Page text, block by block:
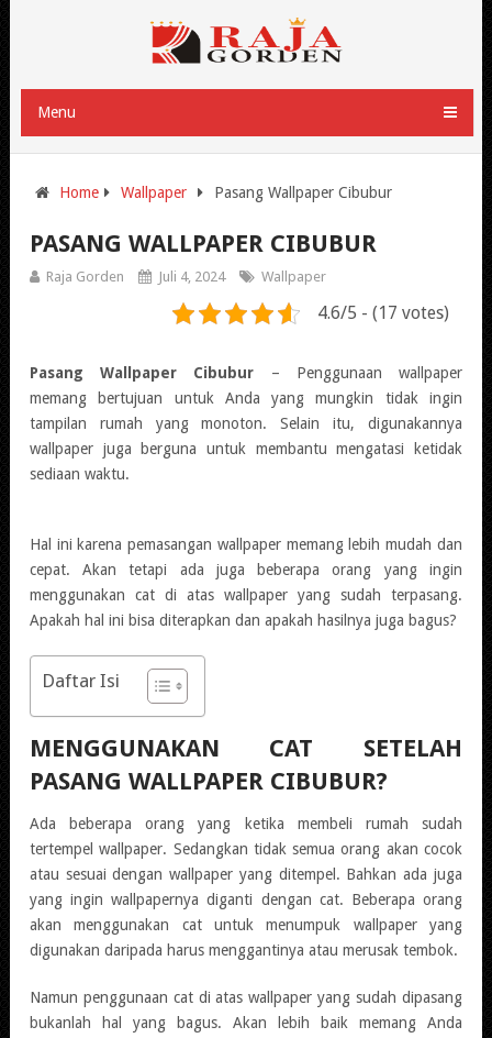
Menu
Home Wallpaper Pasang Wallpaper Cibubur
PASANG WALLPAPER CIBUBUR
Raja Gorden Juli 4, 2024 Wallpaper
4.6/5 - (17 votes)
Pasang Wallpaper Cibubur – Penggunaan wallpaper
memang bertujuan untuk Anda yang mungkin tidak ingin
tampilan rumah yang monoton. Selain itu, digunakannya
wallpaper juga berguna untuk membantu mengatasi ketidak
sediaan waktu.
Hal ini karena pemasangan wallpaper memang lebih mudah dan
cepat. Akan tetapi ada juga beberapa orang yang ingin
menggunakan cat di atas wallpaper yang sudah terpasang.
Apakah hal ini bisa diterapkan dan apakah hasilnya juga bagus?
Daftar Isi
MENGGUNAKAN CAT SETELAH
PASANG WALLPAPER CIBUBUR?
Ada beberapa orang yang ketika membeli rumah sudah
tertempel wallpaper. Sedangkan tidak semua orang akan cocok
atau sesuai dengan wallpaper yang ditempel. Bahkan ada juga
yang ingin wallpapernya diganti dengan cat. Beberapa orang
akan menggunakan cat untuk menumpuk wallpaper yang
digunakan daripada harus menggantinya atau merusak tembok.
Namun penggunaan cat di atas wallpaper yang sudah dipasang
bukanlah hal yang bagus. Akan lebih baik memang Anda